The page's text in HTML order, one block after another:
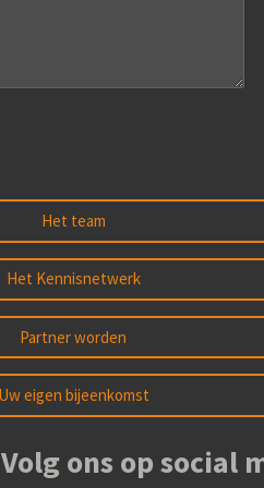
Het team
Het Kennisnetwerk
Partner worden
Uw eigen bijeenkomst
Volg ons op social